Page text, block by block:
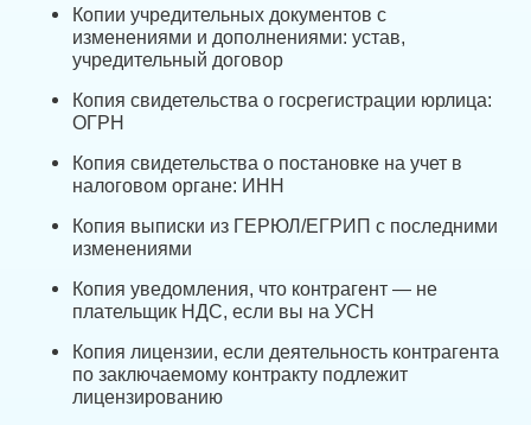
Копии учредительных документов с
изменениями и дополнениями: устав,
учредительный договор
Копия свидетельства о госрегистрации юрлица:
ОГРН
Копия свидетельства о постановке на учет в
налоговом органе: ИНН
Копия выписки из ГЕРЮЛ/ЕГРИП с последними
изменениями
Копия уведомления, что контрагент — не
плательщик НДС, если вы на УСН
Копия лицензии, если деятельность контрагента
по заключаемому контракту подлежит
лицензированию